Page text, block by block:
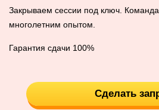
Закрываем сессии под ключ.
многолетним опытом.
Гарантия сдачи 100%
Сделать